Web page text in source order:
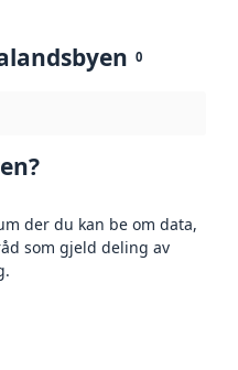
0
der du kan be om data,
som gjeld deling av